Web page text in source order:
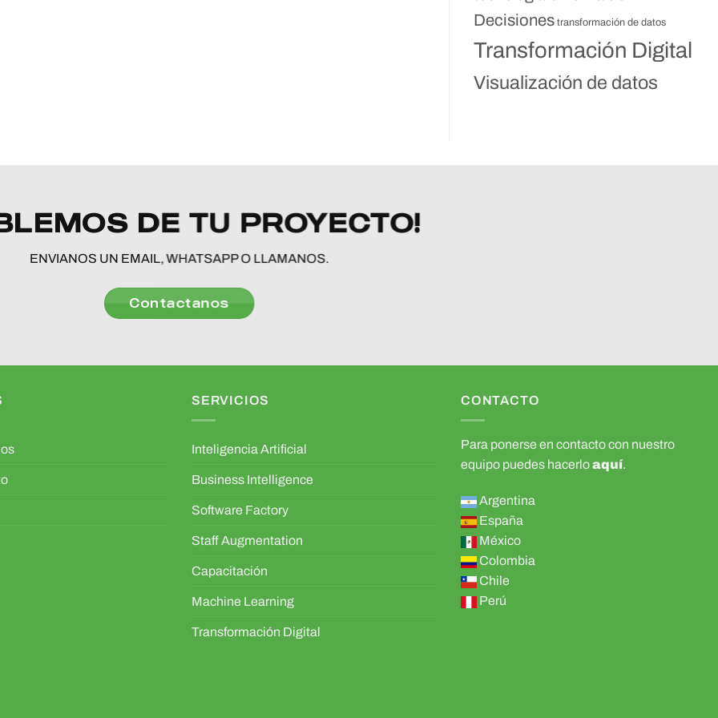
Decisiones transformación de datos
Transformación Digital
Visualización de datos
DE TU PROYECTO!
ENVIANOS UN EMAIL, WHATSAPP O LLAMANOS.
Contactanos
SERVICIOS
Inteligencia Artificial
Business Intelligence
Software Factory
Staff Augmentation
Capacitación
Machine Learning
Transformación Digital
CONTACTO
Para ponerse en contacto con nuestro
equipo puedes hacerloaquí.
Argentina
España
México
Colombia
Chile
Perú